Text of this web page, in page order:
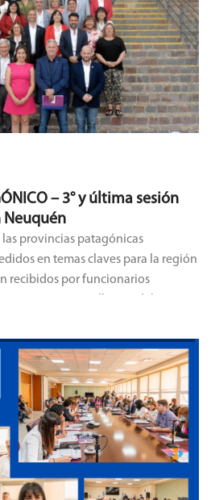
– 3° y última sesión
Neuquén
provincias patagónicas
en temas claves para la región
recibidos por funcionarios